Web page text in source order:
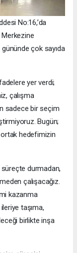
No:16,’da
çok sayıda
yer verdi;
çalışma
sadece bir seçim
Bugün;
ortak hedefimizin
durmadan,
çalışacağız.
kazanma
taşıma,
birlikte inşa